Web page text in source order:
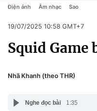
Chuyên mục
Chính trị
Chính trị
Pháp luật
Kinh tế
Thể thao
Văn hóa - Giải trí
Đời sống
Điện ảnh Âm nhạc Sao
19/07/2025 10:58 GMT+7
Squid Game
Nhã Khanh (theo THR)
Nghe đọc bài 1:35